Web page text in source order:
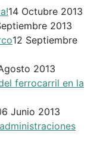
14 Octubre 2013
2013
12 Septiembre
2013
ferrocarril en la
Junio 2013